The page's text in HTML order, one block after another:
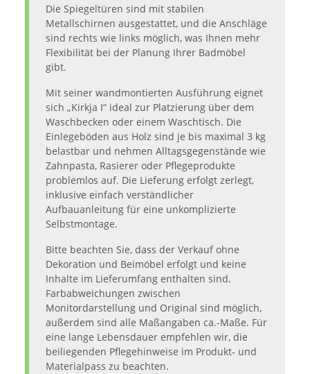
Die Spiegeltüren sind mit stabilen
Metallschirnen ausgestattet, und die Anschläge
sind rechts wie links möglich, was Ihnen mehr
Flexibilität bei der Planung Ihrer Badmöbel
gibt.
Mit seiner wandmontierten Ausführung eignet
sich „Kirkja I“ ideal zur Platzierung über dem
Waschbecken oder einem Waschtisch. Die
Einlegeböden aus Holz sind je bis maximal 3 kg
belastbar und nehmen Alltagsgegenstände wie
Zahnpasta, Rasierer oder Pflegeprodukte
problemlos auf. Die Lieferung erfolgt zerlegt,
inklusive einfach verständlicher
Aufbauanleitung für eine unkomplizierte
Selbstmontage.
Bitte beachten Sie, dass der Verkauf ohne
Dekoration und Beimöbel erfolgt und keine
Inhalte im Lieferumfang enthalten sind.
Farbabweichungen zwischen
Monitordarstellung und Original sind möglich,
außerdem sind alle Maßangaben ca.-Maße. Für
eine lange Lebensdauer empfehlen wir, die
beiliegenden Pflegehinweise im Produkt- und
Materialpass zu beachten.